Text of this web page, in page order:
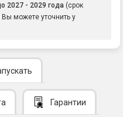
2027 - 2029 года (срок
Вы можете уточнить у
Гарантии